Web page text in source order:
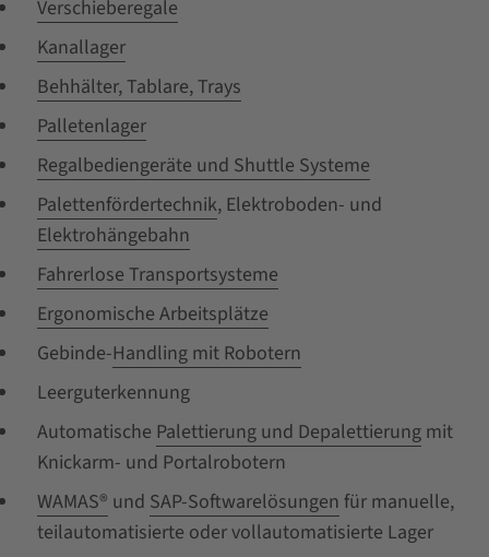
Verschieberegale
Kanallager
Behhälter, Tablare, Trays
Palletenlager
Regalbediengeräte und Shuttle Systeme
Palettenfördertechnik, Elektroboden- und
Elektrohängebahn
Fahrerlose Transportsysteme
Ergonomische Arbeitsplätze
Gebinde-Handling mit Robotern
Leerguterkennung
Automatische Palettierung und Depalettierungmit
Knickarm- und Portalrobotern
WAMAS® und SAP-Softwarelösungen für manuelle,
teilautomatisierte oder vollautomatisierte Lager